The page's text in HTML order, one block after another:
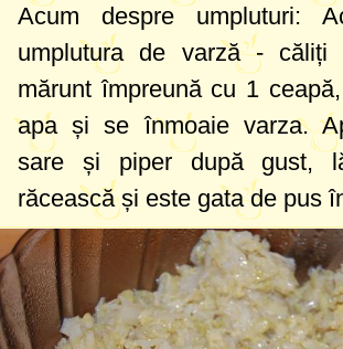
Acum despre umpluturi:
umplutura de varză - căliți
mărunt împreună cu 1
apa și se înmoaie varza.
sare și piper după gust,
răcească și este gata de pus